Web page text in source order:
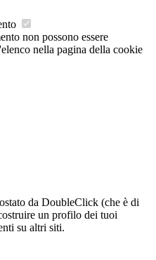
non possono essere
nella pagina della cookie
da DoubleClick (che è di
un profilo dei tuoi
su altri siti.